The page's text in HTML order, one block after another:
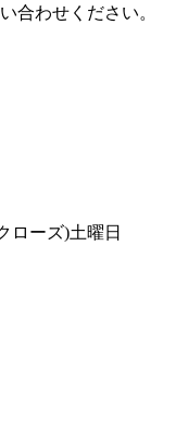
合わせください。
ローズ)土曜日